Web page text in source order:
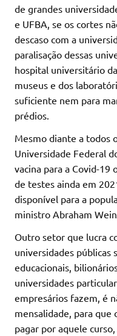
de grandes
e UFBA, se os cortes
descaso com a
paralisação dessas
hospital universitário
museus e dos
suficiente nem para
prédios.
Mesmo diante a todos
Universidade Federal
vacina para a Covid-19
de testes ainda em
disponível para a
ministro Abraham
Outro setor que lucra
universidades públicas
educacionais,
universidades
empresários fazem, é
mensalidade, para que
pagar por aquele